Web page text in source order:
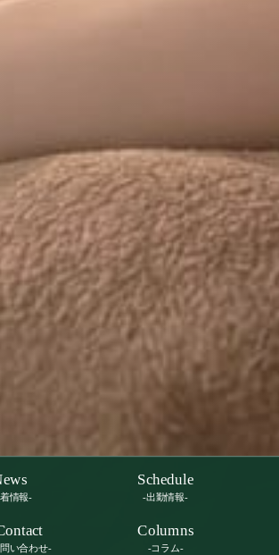
情報-
Schedule
-出勤情報-
い合わせ-
Columns
-コラム-